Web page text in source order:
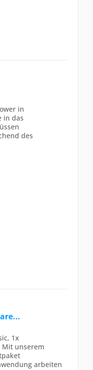
in
in das
des
1x
Mit unserem
arbeiten